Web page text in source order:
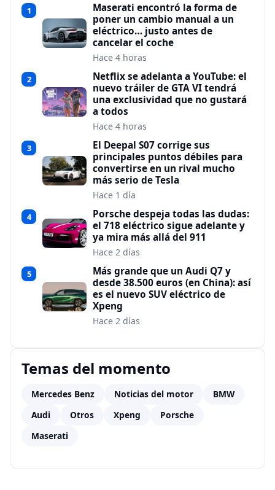
1
Maserati encontró la forma de
poner un cambio manual a un
eléctrico… justo antes de
cancelar el coche
Hace 4 horas
2
Netflix se adelanta a YouTube: el
nuevo tráiler de GTA VI tendrá
una exclusividad que no gustará
a todos
Hace 4 horas
3
El Deepal S07 corrige sus
principales puntos débiles para
convertirse en un rival mucho
más serio de Tesla
Hace 1 día
4
Porsche despeja todas las dudas:
el 718 eléctrico sigue adelante y
ya mira más allá del 911
Hace 2 días
5
Más grande que un Audi Q7 y
desde 38.500 euros (en China): así
es el nuevo SUV eléctrico de
Xpeng
Hace 2 días
Temas del momento
Mercedes Benz Noticias del motor
BMW
Audi
Otros Xpeng
Porsche
Maserati